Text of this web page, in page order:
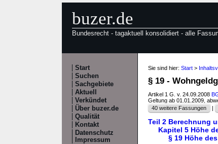
buzer.de
Bundesrecht - tagaktuell konsolidiert - alle
Start
Suchen
Sachgebiete
Aktuell
Verkündet
Über buzer.de
Qualität
Kontakt
Datenschutz
Impressum
Sie sind hier: Start >
§ 19 -
Artikel 1 G. v. 24.09.2008
Geltung ab 01.01.2009,
40 weitere Fassungen
|
Teil 2 Berechnung
Kapitel 5 Höhe
§ 19 Höhe